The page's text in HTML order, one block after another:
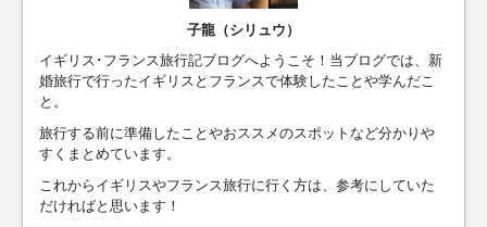
子龍（シリュウ）
イギリス･フランス旅行記ブログへようこそ！当ブログでは、新
婚旅行で行ったイギリスとフランスで体験したことや学んだこ
と。
旅行する前に準備したことやおススメのスポットなど分かりや
すくまとめています。
これからイギリスやフランス旅行に行く方は、参考にしていた
だければと思います！